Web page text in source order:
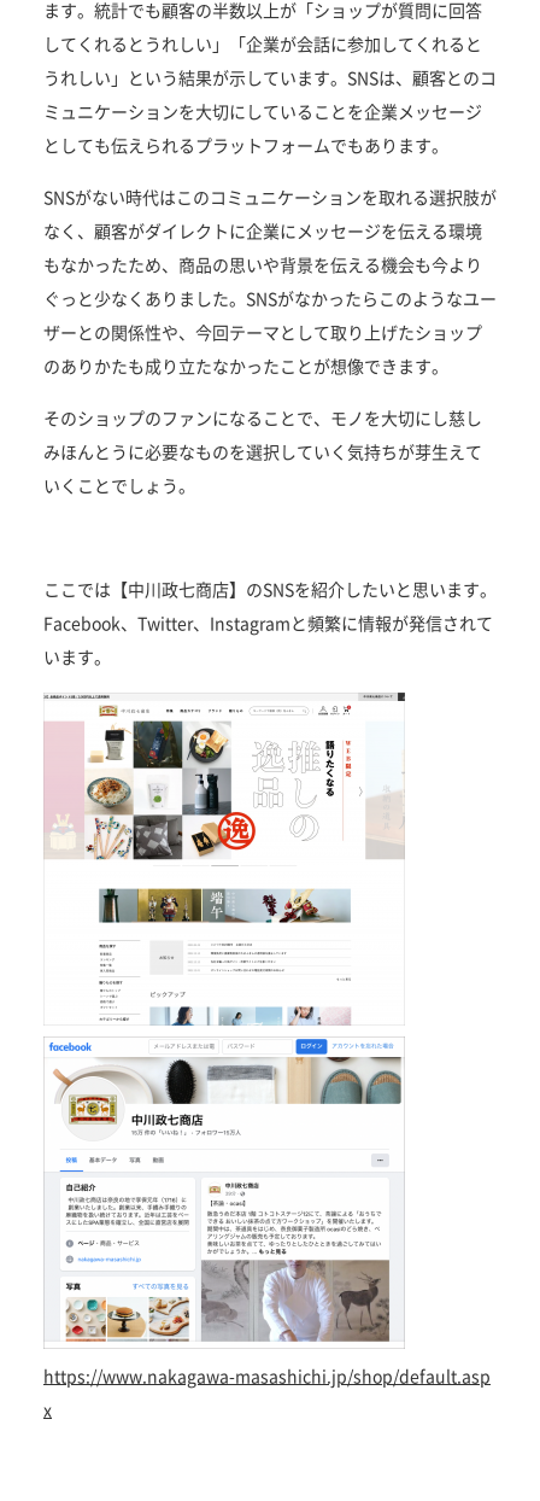
ます。統計でも顧客の半数以上が「ショップが質問に回答
してくれるとうれしい」「企業が会話に参加してくれると
うれしい」という結果が示しています。SNSは、顧客とのコ
ミュニケーションを大切にしていることを企業メッセージ
としても伝えられるプラットフォームでもあります。
SNSがない時代はこのコミュニケーションを取れる選択肢が
なく、顧客がダイレクトに企業にメッセージを伝える環境
もなかったため、商品の思いや背景を伝える機会も今より
ぐっと少なくありました。SNSがなかったらこのようなユー
ザーとの関係性や、今回テーマとして取り上げたショップ
のありかたも成り立たなかったことが想像できます。
そのショップのファンになることで、モノを大切にし慈し
みほんとうに必要なものを選択していく気持ちが芽生えて
いくことでしょう。
ここでは【中川政七商店】のSNSを紹介したいと思います。
Facebook、Twitter、Instagramと頻繁に情報が発信されて
います。
https://www.nakagawa-masashichi.jp/shop/default.asp
x